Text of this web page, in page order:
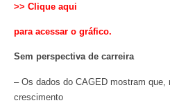
>> Clique aqui
para acessar o gráfico.
Sem perspectiva de carreira
– Os dados do CAGED mostram que,
crescimento